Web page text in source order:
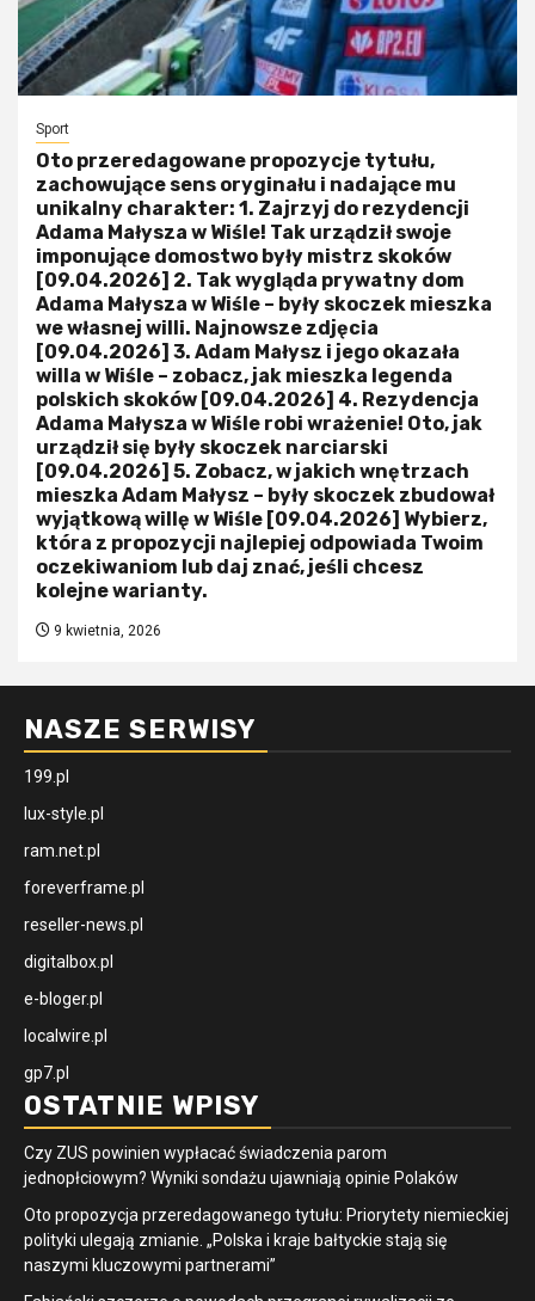
Sport
Oto przeredagowane propozycje tytułu,
zachowujące sens oryginału i nadające mu
unikalny charakter: 1. Zajrzyj do rezydencji
Adama Małysza w Wiśle! Tak urządził swoje
imponujące domostwo były mistrz skoków
[09.04.2026] 2. Tak wygląda prywatny dom
Adama Małysza w Wiśle – były skoczek mieszka
we własnej willi. Najnowsze zdjęcia
[09.04.2026] 3. Adam Małysz i jego okazała
willa w Wiśle – zobacz, jak mieszka legenda
polskich skoków [09.04.2026] 4. Rezydencja
Adama Małysza w Wiśle robi wrażenie! Oto, jak
urządził się były skoczek narciarski
[09.04.2026] 5. Zobacz, w jakich wnętrzach
mieszka Adam Małysz – były skoczek zbudował
wyjątkową willę w Wiśle [09.04.2026] Wybierz,
która z propozycji najlepiej odpowiada Twoim
oczekiwaniom lub daj znać, jeśli chcesz
kolejne warianty.
9 kwietnia, 2026
NASZE SERWISY
199.pl
lux-style.pl
ram.net.pl
foreverframe.pl
reseller-news.pl
digitalbox.pl
e-bloger.pl
localwire.pl
gp7.pl
OSTATNIE WPISY
Czy ZUS powinien wypłacać świadczenia parom
jednopłciowym? Wyniki sondażu ujawniają opinie Polaków
Oto propozycja przeredagowanego tytułu: Priorytety niemieckiej
polityki ulegają zmianie. „Polska i kraje bałtyckie stają się
naszymi kluczowymi partnerami”